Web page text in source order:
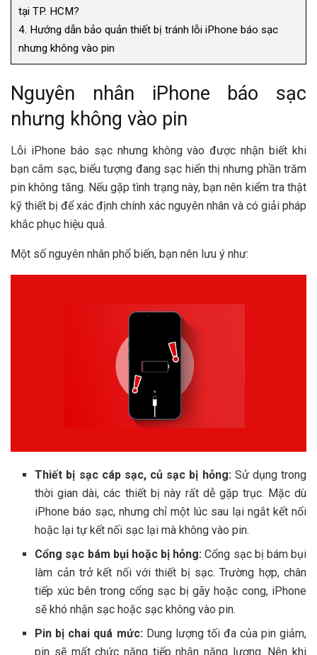
tại TP. HCM?
4. Hướng dẫn bảo quản thiết bị tránh lỗi iPhone báo sạc
nhưng không vào pin
Nguyên nhân iPhone báo sạc
nhưng không vào pin
Lỗi iPhone báo sạc nhưng không vào được nhận biết khi
bạn cắm sạc, biểu tượng đang sạc hiển thị nhưng phần trăm
pin không tăng. Nếu gặp tình trạng này, bạn nên kiểm tra thật
kỹ thiết bị để xác định chính xác nguyên nhân và có giải pháp
khắc phục hiệu quả.
Một số nguyên nhân phổ biến, bạn nên lưu ý như:
Thiết bị sạc cáp sạc, củ sạc bị hỏng:Sử dụng trong
thời gian dài, các thiết bị này rất dễ gặp trục. Mặc dù
iPhone báo sạc, nhưng chỉ một lúc sau lại ngắt kết nối
hoặc lại tự kết nối sạc lại mà không vào pin.
Cổng sạc bám bụi hoặc bị hỏng: Cổng sạc bị bám bụi
làm cản trở kết nối với thiết bị sạc. Trường hợp, chân
tiếp xúc bên trong cổng sạc bị gãy hoặc cong, iPhone
sẽ khó nhận sạc hoặc sạc không vào pin.
Pin bị chai quá mức:Dung lượng tối đa của pin giảm,
pin sẽ mất chức năng tiếp nhận năng lượng. Nên khi